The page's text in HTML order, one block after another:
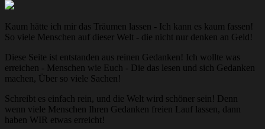
Kaum hätte ich mir das Träumen lassen - Ich kann es kaum fassen!
So viele Menschen auf dieser Welt - die nicht nur denken an Geld!
Diese Seite ist entstanden aus reinen Gedanken! Ich wollte was
erreichen - Menschen wie Euch - Die das lesen und sich Gedanken
machen, Über so viele Sachen!
Schreibt es einfach rein, und die Welt wird schöner sein! Denn
wenn viele Menschen Ihren Gedanken freien Lauf lassen, dann
haben WIR etwas erreicht!